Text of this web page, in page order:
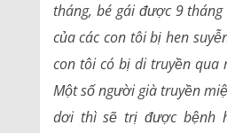
tháng, bé gái được 9
của các con tôi bị hen
con tôi có bị di truyền qua
Một số người già truyền
dơi thì sẽ trị được bệnh